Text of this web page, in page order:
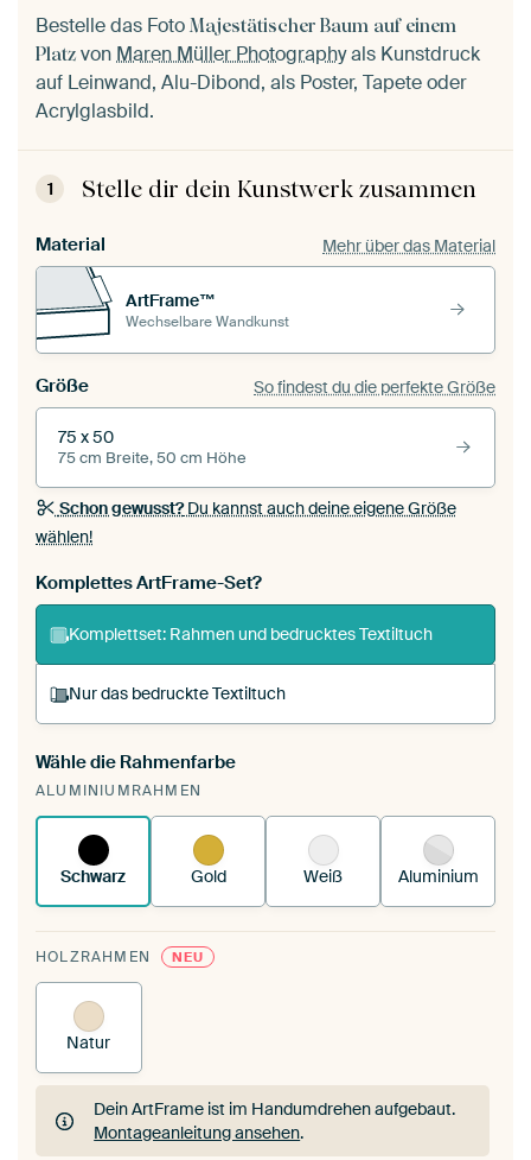
Bestelle das Foto Majestätischer Baum auf einem
Platz vonMaren Müller Photographyals Kunstdruck
auf Leinwand, Alu-Dibond, als Poster, Tapete oder
Acrylglasbild.
1 Stelle dir dein Kunstwerk zusammen
Material Mehr über das Material
ArtFrame™
Wechselbare Wandkunst
Größe So findest du die perfekte Größe
75 x 50
75 cm Breite, 50 cm Höhe
Schon gewusst?Du kannst auch deine eigene Größe
wählen!
Komplettes ArtFrame-Set?
Komplettset: Rahmen und bedrucktes Textiltuch
Nur das bedruckte Textiltuch
Du spannst einen wechselbaren Textiltuch in
deinen vorhandenen ArtFrame™.
es.
Wähle die Rahmenfarbe
ALUMINIUMRAHMEN
Schwarz Gold Weiß Aluminium
HOLZRAHMEN NEU
Natur
Dein ArtFrame ist im Handumdrehen aufgebaut.
Montageanleitung ansehen.